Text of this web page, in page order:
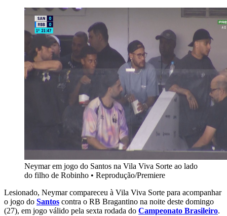
Neymar em jogo do Santos na Vila Viva Sorte ao lado
do filho de Robinho • Reprodução/Premiere
Lesionado, Neymar compareceu à Vila Viva Sorte para acompanhar
o jogo do Santos contra o RB Bragantino na noite deste domingo
(27), em jogo válido pela sexta rodada do Campeonato Brasileiro.